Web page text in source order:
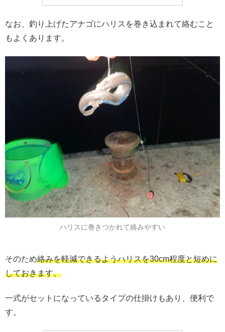
なお、釣り上げたアナゴにハリスを巻き込まれて絡むこと
もよくあります。
ハリスに巻きつかれて絡みやすい
そのため絡みを軽減できるようハリスを30cm程度と短めに
しておきます。
一式がセットになっているタイプの仕掛けもあり、便利で
す。